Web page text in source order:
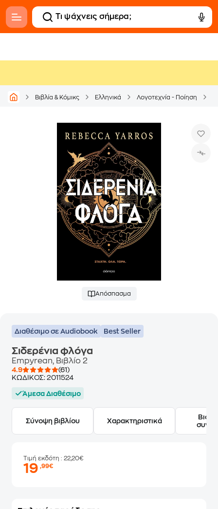
Βιβλία & Κόμικς Ελληνικά Λογοτεχνία - Ποίηση
Απόσπασμα
Διαθέσιμο σε Audiobook Best Seller
Σιδερένια φλόγα
Empyrean, Βιβλίο 2
4.9
(61)
ΚΩΔΙΚΟΣ: 2011524
Άμεσα Διαθέσιμο
Σύνοψη βιβλίου Χαρακτηριστικά
Τιμή εκδότη : 22,20€
19,99€